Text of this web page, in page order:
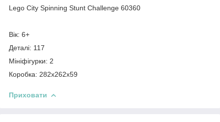
Lego City Spinning Stunt Challenge 60360
Вік: 6+
Деталі: 117
Мініфігурки: 2
Коробка: 282х262х59
Приховати